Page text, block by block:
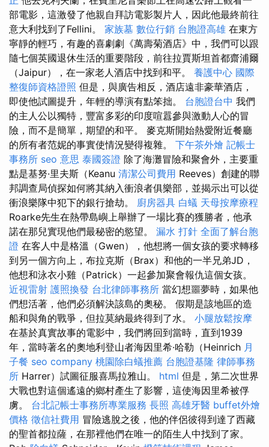
部電影，這激發了他親自拜訪電影製片人，因此他最終前往
意大利找到了Fellini。 家族墓 數位行銷 台胞證高雄 在東方
寧靜的輕巧，有趣的喜劇劇《萬壽菊酒店》中，我們可以跟
隨七個英國退休生活的重要階段，前往拉賈斯坦首都齋浦爾
（Jaipur），在一家老人酒店中找到和平。 養護中心 國際
整復師資格證照 但是，與廣告相反，酒店遠非豪華酒店，
即使他試圖提升，年輕的導演有點笨拙。 台胞證台中 我們
的主人公以獨特，豐富多彩的印度喧囂參與激動人心的冒
險，而不是簡單，期望的和平。 麥克斯開始熱愛附近餐廳
的所有者范妮的事實使情況變得複雜。 下午茶外燴 記帳士
事務所 seo 意思 泰國簽證 除了海灘冒險和聚會外，主要重
點是基努·里夫斯（Keanu 清潔公司費用 Reeves）創建的聯
邦調查局偵探如何將其納入衝浪者俱樂部，並揭示出可以從
衝浪樂隊中犯下的銀行搶劫。 廚房器具 白蟻 天母按摩療程
Roarke先生在熱帶島嶼上舉辦了一場比賽的獲勝者，他承
諾在那兒實現他們最秘密的慾望。 漏水 打針 全面了解台胞
證 在客人中是格溫（Gwen），他想將一個女孩的要求轉移
到另一個方向上，布拉克斯（Brax）和他的一半兄弟JD，
他想和泳衣小雞（Patrick）一起參加聚會報仇這個女孩。
近視雷射 護照換發 台北律師事務所 當幻想噩夢時，如果他
們想活著，他們必須解決該島的奧秘。 假期是該地區的造
船和與角的戰爭，但拉莫納最終得到了水。 小腿放鬆按摩
在基於真實故事的電影中，我們將回到當時，直到1939
年，當時著名的奧地利登山者海因里希·哈勒（Heinrich 月
子餐 seo company 桃園除白蟻推薦 台胞證基隆 律師事務
所 Harrer）試圖征服喜馬拉雅山。 html 但是，第二次世界
大戰也對這個遙遠的鄉村產生了影響，這使海因里希被俘
虜。 台北記帳士事務所專業服務 長照 高雄牙醫 buffet外燴
價格 徵信社費用 冒險逃脫之後，他的伴侶彼得到達了西藏
的聖首都拉薩，在那裡他們在唯一的陌生人中找到了家。